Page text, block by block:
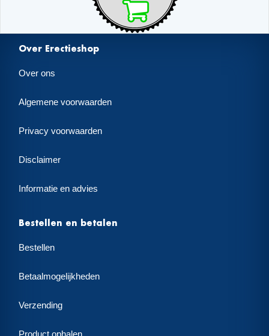
Over Erectieshop
Over ons
Algemene voorwaarden
Privacy voorwaarden
Disclaimer
Informatie en advies
Bestellen en betalen
Bestellen
Betaalmogelijkheden
Verzending